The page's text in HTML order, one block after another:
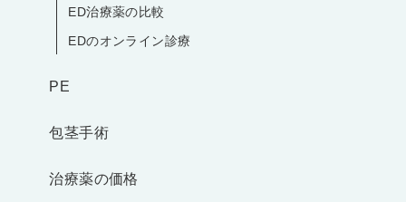
ED治療薬の比較
EDのオンライン診療
PE
包茎手術
治療薬の価格